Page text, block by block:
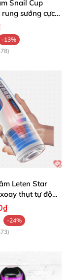
Snail Cup
sướng cực
-13%
Leten Star
thụt tự động
nghiệm tuyệt
-24%